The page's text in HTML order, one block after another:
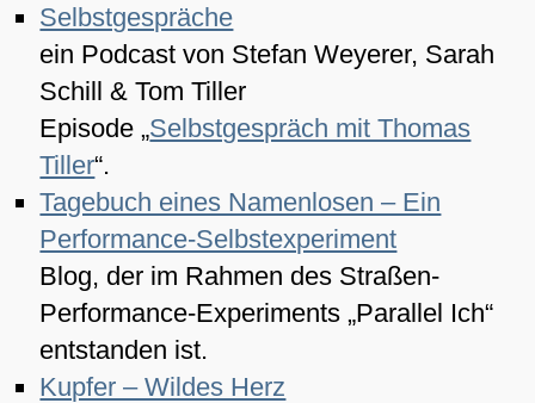
Selbstgespräche
ein Podcast von Stefan Weyerer, Sarah
Schill & Tom Tiller
Episode „Selbstgespräch mit Thomas
Tiller“.
Tagebuch eines Namenlosen – Ein
Performance-Selbstexperiment
Blog, der im Rahmen des Straßen-
Performance-Experiments „Parallel Ich“
entstanden ist.
Kupfer – Wildes Herz